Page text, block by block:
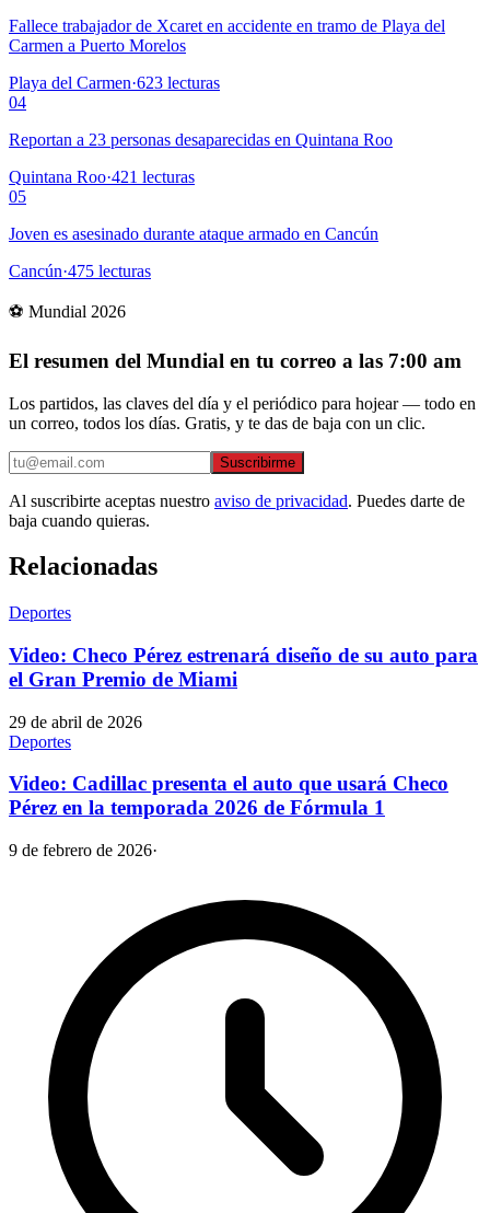
Fallece trabajador de Xcaret en accidente en tramo de Playa del
Carmen a Puerto Morelos
Playa del Carmen·623 lecturas
04
Reportan a 23 personas desaparecidas en Quintana Roo
Quintana Roo·421 lecturas
05
Joven es asesinado durante ataque armado en Cancún
Cancún·475 lecturas
⚽ Mundial 2026
El resumen del Mundial en tu correo a las 7:00 am
Los partidos, las claves del día y el periódico para hojear — todo en
un correo, todos los días. Gratis, y te das de baja con un clic.
Suscribirme
Al suscribirte aceptas nuestro aviso de privacidad. Puedes darte de
baja cuando quieras.
Relacionadas
Deportes
Video: Checo Pérez estrenará diseño de su auto para
el Gran Premio de Miami
29 de abril de 2026
Deportes
Video: Cadillac presenta el auto que usará Checo
Pérez en la temporada 2026 de Fórmula 1
9 de febrero de 2026·